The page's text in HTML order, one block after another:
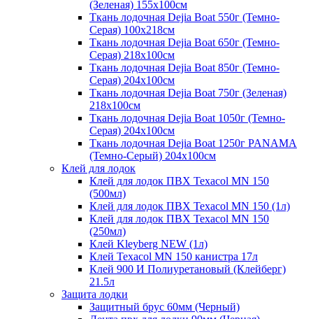
(Зеленая) 155х100см
Ткань лодочная Dejia Boat 550г (Темно-
Серая) 100х218см
Ткань лодочная Dejia Boat 650г (Темно-
Серая) 218х100см
Ткань лодочная Dejia Boat 850г (Темно-
Серая) 204х100см
Ткань лодочная Dejia Boat 750г (Зеленая)
218х100см
Ткань лодочная Dejia Boat 1050г (Темно-
Серая) 204х100см
Ткань лодочная Dejia Boat 1250г PANAMA
(Темно-Серый) 204х100см
Клей для лодок
Клей для лодок ПВХ Texacol МN 150
(500мл)
Клей для лодок ПВХ Texacol МN 150 (1л)
Клей для лодок ПВХ Texacol МN 150
(250мл)
Клей Kleyberg NEW (1л)
Клей Texacol МN 150 канистра 17л
Клей 900 И Полиуретановый (Клейберг)
21.5л
Защита лодки
Защитный брус 60мм (Черный)